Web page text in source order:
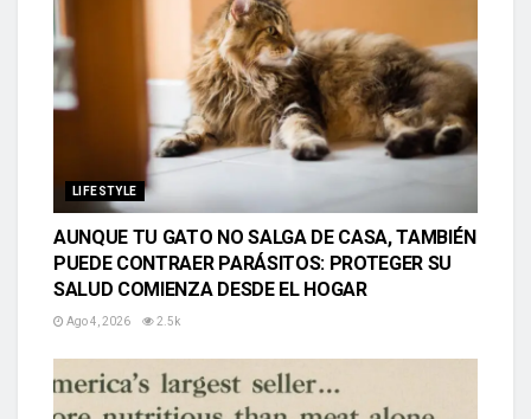
LIFESTYLE
AUNQUE TU GATO NO SALGA DE CASA, TAMBIÉN
PUEDE CONTRAER PARÁSITOS: PROTEGER SU
SALUD COMIENZA DESDE EL HOGAR
Ago 4, 2026 2.5k